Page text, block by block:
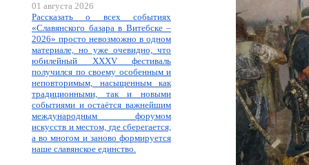
01 августа 2026
Рассказать о всех событиях
«Славянского базара в Витебске –
2026» просто невозможно в одном
материале, но уже очевидно, что
юбилейный XXXV фестиваль
получился по своему особенным и
неповторимым, насыщенным как
традиционными, так и новыми
событиями и остаётся важнейшим
международным форумом
искусств и местом, где сберегается,
а во многом и заново формируется
наше славянское единство.